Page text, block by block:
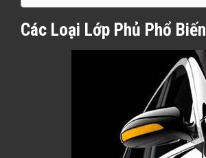
Các Loại Lớp Phủ Phổ Biến